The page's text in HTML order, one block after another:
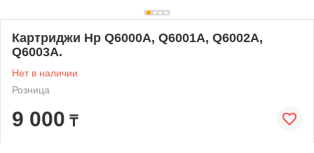
Картриджи Hp Q6000A, Q6001A, Q6002A,
Q6003A.
Нет в наличии
Розница
9 000 ₸